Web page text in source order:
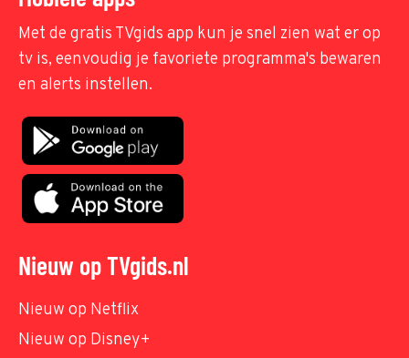
Met de gratis TVgids app kun je snel zien wat er op
tv is, eenvoudig je favoriete programma's bewaren
en alerts instellen.
Nieuw op TVgids.nl
Nieuw op Netflix
Nieuw op Disney+